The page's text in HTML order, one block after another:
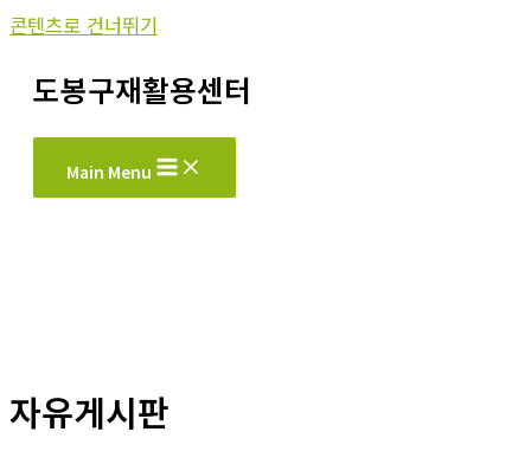
콘텐츠로 건너뛰기
도봉구재활용센터
Main Menu
자유게시판